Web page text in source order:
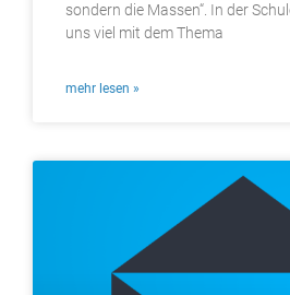
sondern die Massen“. In der
uns viel mit dem Thema
mehr lesen »